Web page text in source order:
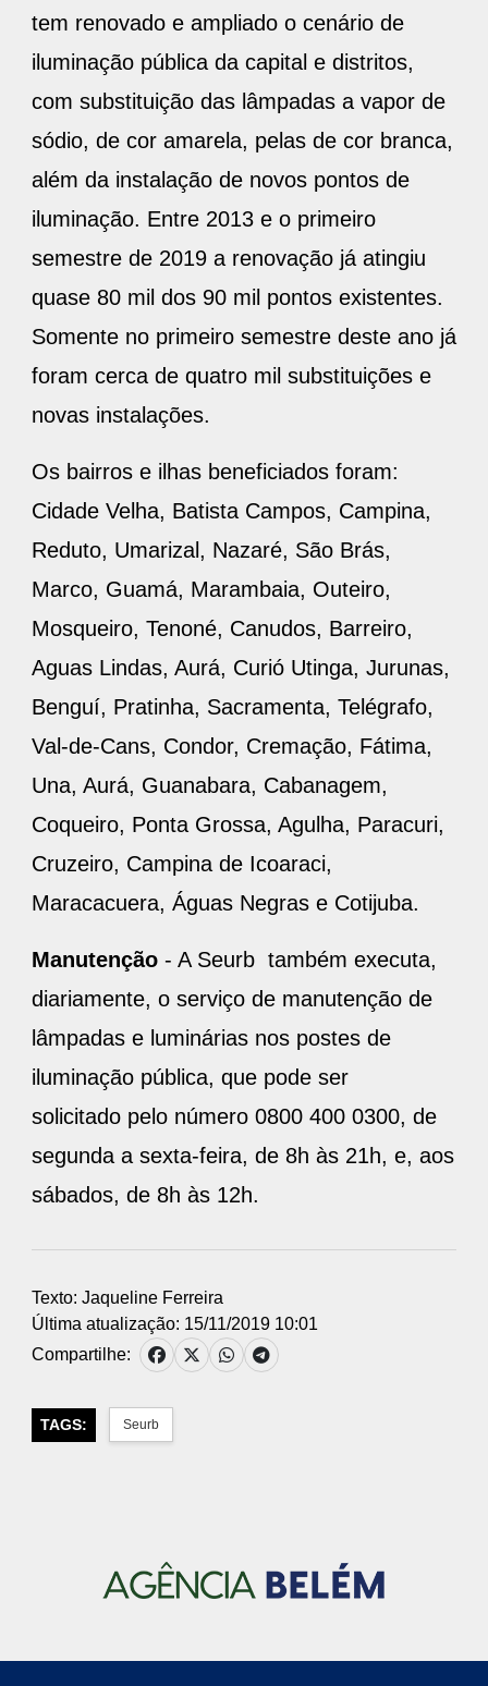
tem renovado e ampliado o cenário de
iluminação pública da capital e distritos,
com substituição das lâmpadas a vapor de
sódio, de cor amarela, pelas de cor branca,
além da instalação de novos pontos de
iluminação. Entre 2013 e o primeiro
semestre de 2019 a renovação já atingiu
quase 80 mil dos 90 mil pontos existentes.
Somente no primeiro semestre deste ano já
foram cerca de quatro mil substituições e
novas instalações.
Os bairros e ilhas beneficiados foram:
Cidade Velha, Batista Campos, Campina,
Reduto, Umarizal, Nazaré, São Brás,
Marco, Guamá, Marambaia, Outeiro,
Mosqueiro, Tenoné, Canudos, Barreiro,
Aguas Lindas, Aurá, Curió Utinga, Jurunas,
Benguí, Pratinha, Sacramenta, Telégrafo,
Val-de-Cans, Condor, Cremação, Fátima,
Una, Aurá, Guanabara, Cabanagem,
Coqueiro, Ponta Grossa, Agulha, Paracuri,
Cruzeiro, Campina de Icoaraci,
Maracacuera, Águas Negras e Cotijuba.
Manutenção - A Seurb também executa,
diariamente, o serviço de manutenção de
lâmpadas e luminárias nos postes de
iluminação pública, que pode ser
solicitado pelo número 0800 400 0300, de
segunda a sexta-feira, de 8h às 21h, e, aos
sábados, de 8h às 12h.
Texto: Jaqueline Ferreira
Última atualização: 15/11/2019 10:01
Compartilhe:
TAGS: Seurb